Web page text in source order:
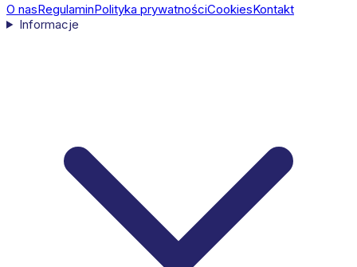
O nasRegulaminPolityka prywatnościCookiesKontakt
Informacje